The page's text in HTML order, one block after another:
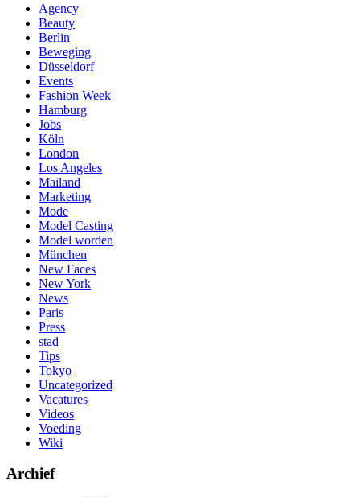
Agency
Beauty
Berlin
Beweging
Düsseldorf
Events
Fashion Week
Hamburg
Jobs
Köln
London
Los Angeles
Mailand
Marketing
Mode
Model Casting
Model worden
München
New Faces
New York
News
Paris
Press
stad
Tips
Tokyo
Uncategorized
Vacatures
Videos
Voeding
Wiki
Archief